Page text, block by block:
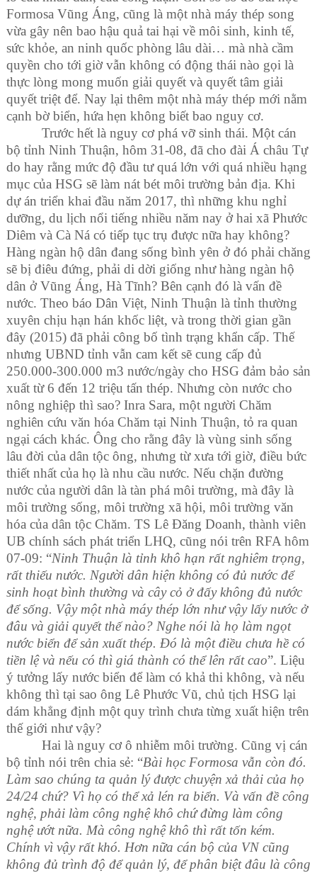
Formosa Vũng Áng, cũng là một nhà máy thép song
vừa gây nên bao hậu quả tai hại về môi sinh, kinh tế,
sức khỏe, an ninh quốc phòng lâu dài… mà nhà cầm
quyền cho tới giờ vẫn không có động thái nào gọi là
thực lòng mong muốn giải quyết và quyết tâm giải
quyết triệt để. Nay lại thêm một nhà máy thép mới nằm
cạnh bờ biển, hứa hẹn không biết bao nguy cơ.
Trước hết là nguy cơ phá vỡ sinh thái. Một cán
bộ tỉnh Ninh Thuận, hôm 31-08, đã cho đài Á châu Tự
do hay rằng mức độ đầu tư quá lớn với quá nhiều hạng
mục của HSG sẽ làm nát bét môi trường bản địa. Khi
dự án triển khai đầu năm 2017, thì những khu nghỉ
dưỡng, du lịch nổi tiếng nhiều năm nay ở hai xã Phước
Diêm và Cà Ná có tiếp tục trụ được nữa hay không?
Hàng ngàn hộ dân đang sống bình yên ở đó phải chăng
sẽ bị điêu đứng, phải di dời giống như hàng ngàn hộ
dân ở Vũng Áng, Hà Tĩnh? Bên cạnh đó là vấn đề
nước. Theo báo Dân Việt, Ninh Thuận là tỉnh thường
xuyên chịu hạn hán khốc liệt, và trong thời gian gần
đây (2015) đã phải công bố tình trạng khẩn cấp. Thế
nhưng UBND tỉnh vẫn cam kết sẽ cung cấp đủ
250.000-300.000 m3 nước/ngày cho HSG đảm bảo sản
xuất từ 6 đến 12 triệu tấn thép. Nhưng còn nước cho
nông nghiệp thì sao? Inra Sara, một người Chăm
nghiên cứu văn hóa Chăm tại Ninh Thuận, tỏ ra quan
ngại cách khác. Ông cho rằng đây là vùng sinh sống
lâu đời của dân tộc ông, nhưng từ xưa tới giờ, điều bức
thiết nhất của họ là nhu cầu nước. Nếu chặn đường
nước của người dân là tàn phá môi trường, mà đây là
môi trường sống, môi trường xã hội, môi trường văn
hóa của dân tộc Chăm. TS Lê Đăng Doanh, thành viên
UB chính sách phát triển LHQ, cũng nói trên RFA hôm
07-09: “Ninh Thuận là tỉnh khô hạn rất nghiêm trọng,
rất thiếu nước. Người dân hiện không có đủ nước để
sinh hoạt bình thường và cây cỏ ở đấy không đủ nước
để sống. Vậy một nhà máy thép lớn như vậy lấy nước ở
đâu và giải quyết thế nào? Nghe nói là họ làm ngọt
nước biển để sản xuất thép. Đó là một điều chưa hề có
tiền lệ và nếu có thì giá thành có thể lên rất cao”. Liệu
ý tưởng lấy nước biển để làm có khả thi không, và nếu
không thì tại sao ông Lê Phước Vũ, chủ tịch HSG lại
dám khẳng định một quy trình chưa từng xuất hiện trên
thế giới như vậy?
Hai là nguy cơ ô nhiễm môi trường. Cũng vị cán
bộ tỉnh nói trên chia sẻ: “Bài học Formosa vẫn còn đó.
Làm sao chúng ta quản lý được chuyện xả thải của họ
24/24 chứ? Vì họ có thể xả lén ra biển. Và vấn đề công
nghệ, phải làm công nghệ khô chứ đừng làm công
nghệ ướt nữa. Mà công nghệ khô thì rất tốn kém.
Chính vì vậy rất khó. Hơn nữa cán bộ của VN cũng
không đủ trình độ để quản lý, để phân biệt đâu là công